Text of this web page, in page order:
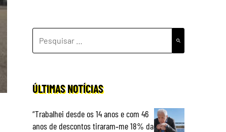
POR:
ÚLTIMAS NOTÍCIAS
“Trabalhei desde os 14 anos e com 46
anos de descontos tiraram‑me 18% da